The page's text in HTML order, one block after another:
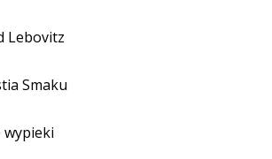
Lebovitz
Smaku
wypieki